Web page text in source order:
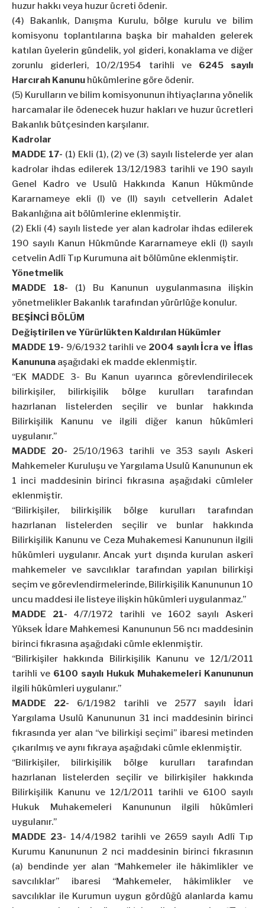
huzur hakkı veya huzur ücreti ödenir.
(4) Bakanlık, Danışma Kurulu, bölge kurulu ve bilim
komisyonu toplantılarına başka bir mahalden gelerek
katılan üyelerin gündelik, yol gideri, konaklama ve diğer
zorunlu giderleri, 10/2/1954 tarihli ve 6245 sayılı
Harcırah Kanunu hükümlerine göre ödenir.
(5) Kurulların ve bilim komisyonunun ihtiyaçlarına yönelik
harcamalar ile ödenecek huzur hakları ve huzur ücretleri
Bakanlık bütçesinden karşılanır.
Kadrolar
MADDE 17- (1) Ekli (1), (2) ve (3) sayılı listelerde yer alan
kadrolar ihdas edilerek 13/12/1983 tarihli ve 190 sayılı
Genel Kadro ve Usulü Hakkında Kanun Hükmünde
Kararnameye ekli (I) ve (II) sayılı cetvellerin Adalet
Bakanlığına ait bölümlerine eklenmiştir.
(2) Ekli (4) sayılı listede yer alan kadrolar ihdas edilerek
190 sayılı Kanun Hükmünde Kararnameye ekli (I) sayılı
cetvelin Adlî Tıp Kurumuna ait bölümüne eklenmiştir.
Yönetmelik
MADDE 18- (1) Bu Kanunun uygulanmasına ilişkin
yönetmelikler Bakanlık tarafından yürürlüğe konulur.
BEŞİNCİ BÖLÜM
Değiştirilen ve Yürürlükten Kaldırılan Hükümler
MADDE 19- 9/6/1932 tarihli ve 2004 sayılı İcra ve İflas
Kanununa aşağıdaki ek madde eklenmiştir.
“EK MADDE 3- Bu Kanun uyarınca görevlendirilecek
bilirkişiler, bilirkişilik bölge kurulları tarafından
hazırlanan listelerden seçilir ve bunlar hakkında
Bilirkişilik Kanunu ve ilgili diğer kanun hükümleri
uygulanır.”
MADDE 20- 25/10/1963 tarihli ve 353 sayılı Askeri
Mahkemeler Kuruluşu ve Yargılama Usulü Kanununun ek
1 inci maddesinin birinci fıkrasına aşağıdaki cümleler
eklenmiştir.
“Bilirkişiler, bilirkişilik bölge kurulları tarafından
hazırlanan listelerden seçilir ve bunlar hakkında
Bilirkişilik Kanunu ve Ceza Muhakemesi Kanununun ilgili
hükümleri uygulanır. Ancak yurt dışında kurulan askerî
mahkemeler ve savcılıklar tarafından yapılan bilirkişi
seçim ve görevlendirmelerinde, Bilirkişilik Kanununun 10
uncu maddesi ile listeye ilişkin hükümleri uygulanmaz.”
MADDE 21- 4/7/1972 tarihli ve 1602 sayılı Askeri
Yüksek İdare Mahkemesi Kanununun 56 ncı maddesinin
birinci fıkrasına aşağıdaki cümle eklenmiştir.
“Bilirkişiler hakkında Bilirkişilik Kanunu ve 12/1/2011
tarihli ve 6100 sayılı Hukuk Muhakemeleri Kanununun
ilgili hükümleri uygulanır.”
MADDE 22- 6/1/1982 tarihli ve 2577 sayılı İdari
Yargılama Usulü Kanununun 31 inci maddesinin birinci
fıkrasında yer alan “ve bilirkişi seçimi” ibaresi metinden
çıkarılmış ve aynı fıkraya aşağıdaki cümle eklenmiştir.
“Bilirkişiler, bilirkişilik bölge kurulları tarafından
hazırlanan listelerden seçilir ve bilirkişiler hakkında
Bilirkişilik Kanunu ve 12/1/2011 tarihli ve 6100 sayılı
Hukuk Muhakemeleri Kanununun ilgili hükümleri
uygulanır.”
MADDE 23- 14/4/1982 tarihli ve 2659 sayılı Adlî Tıp
Kurumu Kanununun 2 nci maddesinin birinci fıkrasının
(a) bendinde yer alan “Mahkemeler ile hâkimlikler ve
savcılıklar” ibaresi “Mahkemeler, hâkimlikler ve
savcılıklar ile Kurumun uygun gördüğü alanlarda kamu